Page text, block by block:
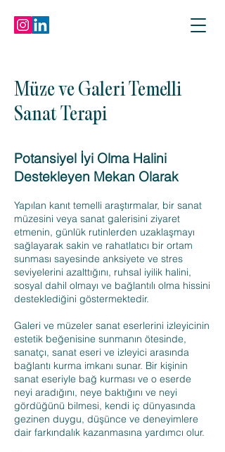
Müze ve Galeri Temelli
Sanat Terapi
Potansiyel İyi Olma Halini
Destekleyen Mekan Olarak
Yapılan kanıt temelli araştırmalar, bir sanat
müzesini veya sanat galerisini ziyaret
etmenin, günlük rutinlerden uzaklaşmayı
sağlayarak sakin ve rahatlatıcı bir ortam
sunması sayesinde anksiyete ve stres
seviyelerini azalttığını, ruhsal iyilik halini,
sosyal dahil olmayı ve bağlantılı olma hissini
desteklediğini göstermektedir.
Galeri ve müzeler sanat eserlerini izleyicinin
estetik beğenisine sunmanın ötesinde,
sanatçı, sanat eseri ve izleyici arasında
bağlantı kurma imkanı sunar. Bir kişinin
sanat eseriyle bağ kurması ve o eserde
neyi aradığını, neye baktığını ve neyi
gördüğünü bilmesi, kendi iç dünyasında
gezinen duygu, düşünce ve deneyimlere
dair farkındalık kazanmasına yardımcı olur.